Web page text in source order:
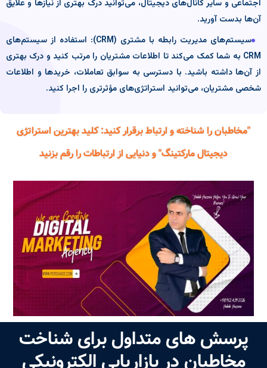
اجتماعی و سایر کانال‌های دیجیتال، می‌توانید درک بهتری از نیازها و علایق
آن‌ها بدست آورید.
سیستم‌های مدیریت رابطه با مشتری (CRM): استفاده از سیستم‌های
CRM به شما کمک می‌کند تا اطلاعات مشتریان را مرتب کنید و درک بهتری
از آن‌ها داشته باشید. با دسترسی به سوابق تعاملات، خریدها و اطلاعات
شخصی مشتریان، می‌توانید استراتژی‌های مؤثرتری را اجرا کنید.
"مخاطبان را شناخته و ارتباط برقرار کنید: کلید بهترین استراتژی
دیجیتال مارکتینگ" و دنیایی از ارتباطات را رقم بزنید
پرسش های متداول برای شناخت
مخاطبان در بازاریابی الکترونیکی